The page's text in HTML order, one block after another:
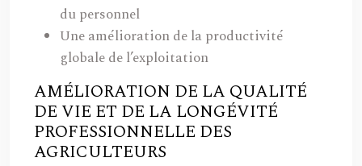
du personnel
Une amélioration de la productivité
globale de l’exploitation
AMÉLIORATION DE LA QUALITÉ
DE VIE ET DE LA LONGÉVITÉ
PROFESSIONNELLE DES
AGRICULTEURS